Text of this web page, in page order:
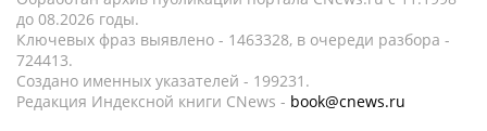
до 08.2026 годы.
Ключевых фраз выявлено - 1463328, в очереди разбора -
724413.
Создано именных указателей - 199231.
Редакция Индексной книги CNews - book@cnews.ru